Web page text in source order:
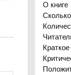
О книге